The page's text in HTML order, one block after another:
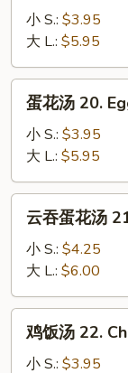
19.
Wonton
Soup
小 S.: $3.95
大 L.: $5.95
蛋
20.
Egg
Drop
Soup
蛋花汤 20.
小 S.: $3.95
大 L.: $5.95
云
汤
21.
Wonton
Egg
云吞蛋花汤
小 S.: $4.25
大 L.: $6.00
鸡
鸡饭汤 22.
小 S.: $3.95